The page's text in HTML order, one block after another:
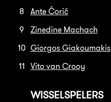
8
Ante Ćorić
9
Zinedine Machach
10 Giorgos Giakoumakis
11
Vito van Crooy
WISSELSPELERS